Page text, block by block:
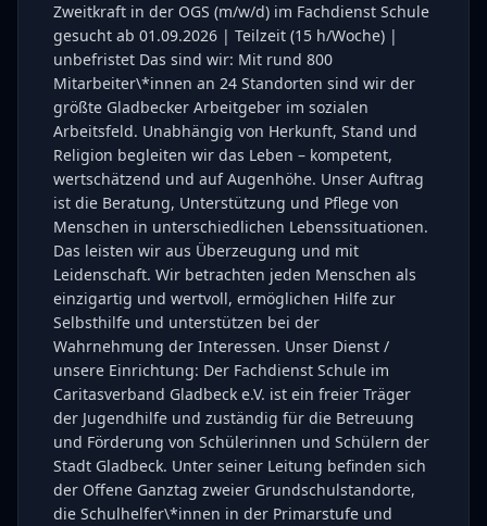
Zweitkraft in der OGS (m/w/d) im Fachdienst Schule
gesucht ab 01.09.2026 | Teilzeit (15 h/Woche) |
unbefristet Das sind wir: Mit rund 800
Mitarbeiter\*innen an 24 Standorten sind wir der
größte Gladbecker Arbeitgeber im sozialen
Arbeitsfeld. Unabhängig von Herkunft, Stand und
Religion begleiten wir das Leben – kompetent,
wertschätzend und auf Augenhöhe. Unser Auftrag
ist die Beratung, Unterstützung und Pflege von
Menschen in unterschiedlichen Lebenssituationen.
Das leisten wir aus Überzeugung und mit
Leidenschaft. Wir betrachten jeden Menschen als
einzigartig und wertvoll, ermöglichen Hilfe zur
Selbsthilfe und unterstützen bei der
Wahrnehmung der Interessen. Unser Dienst /
unsere Einrichtung: Der Fachdienst Schule im
Caritasverband Gladbeck e.V. ist ein freier Träger
der Jugendhilfe und zuständig für die Betreuung
und Förderung von Schülerinnen und Schülern der
Stadt Gladbeck. Unter seiner Leitung befinden sich
der Offene Ganztag zweier Grundschulstandorte,
die Schulhelfer\*innen in der Primarstufe und